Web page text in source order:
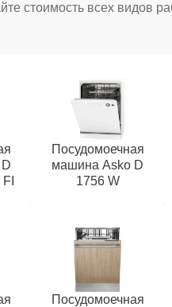
стоимость всех видов
Посудомоечная
машина Asko D
1756 W
Посудомоечная